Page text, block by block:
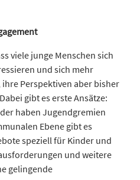
viele junge Menschen sich
und sich mehr
Perspektiven aber bisher
gibt es erste Ansätze:
haben Jugendgremien
Ebene gibt es
speziell für Kinder und
und weitere
gelingende